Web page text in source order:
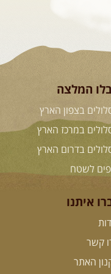
– מהדורה חדשה
– מהדורה
נוחה לקריאה
המלצה
בצפון הארץ
במרכז הארץ
בדרום הארץ
לשטח
איתנו
קשר
האתר